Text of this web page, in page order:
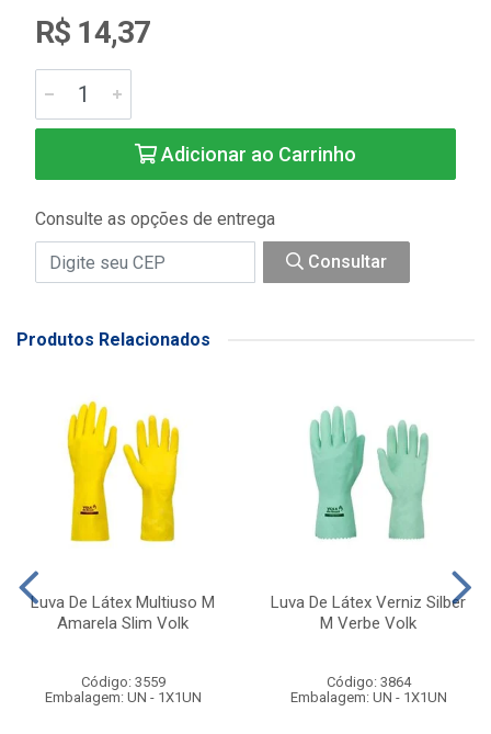
R$ 14,37
Adicionar ao Carrinho
Consulte as opções de entrega
Consultar
Produtos Relacionados
Luva De Látex Multiuso M
Amarela Slim Volk
Código: 3559
Embalagem: UN - 1X1UN
Luva De Látex Verniz Silber
M Verbe Volk
Código: 3864
Embalagem: UN - 1X1UN